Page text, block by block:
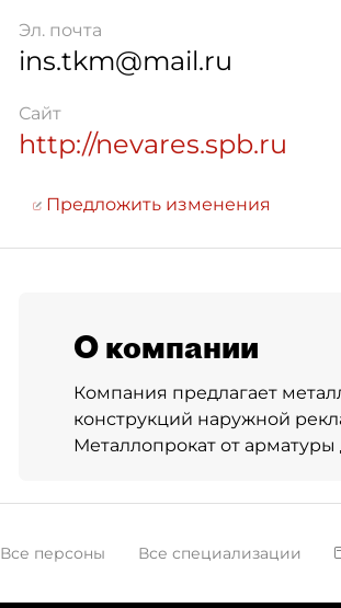
Эл. почта
ins.tkm@mail.ru
Сайт
http://nevares.spb.ru
Предложить изменения
О компании
Компания предлагает
конструкций наружной
Металлопрокат от
Все персоны Все специализации